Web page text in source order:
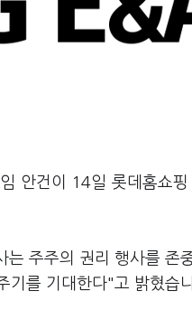
안건이 14일 롯데홈쇼핑
는 주주의 권리 행사를 존
기를 기대한다"고 밝혔습